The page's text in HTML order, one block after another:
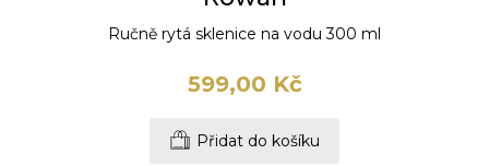
Ručně rytá sklenice na vodu 300 ml
599,00 Kč
Přidat do košíku